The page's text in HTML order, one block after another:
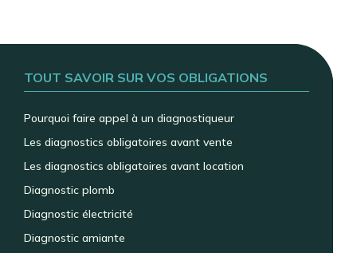
TOUT SAVOIR SUR VOS OBLIGATIONS
Pourquoi faire appel à un diagnostiqueur
Les diagnostics obligatoires avant vente
Les diagnostics obligatoires avant location
Diagnostic plomb
Diagnostic électricité
Diagnostic amiante